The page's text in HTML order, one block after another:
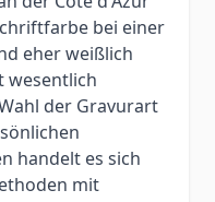
bei einer
eher weißlich
wesentlich
der Gravurart
handelt es sich
mit